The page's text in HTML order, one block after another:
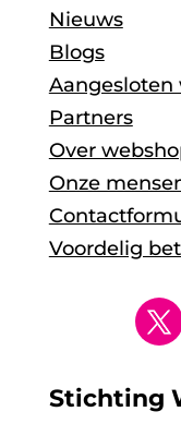
Nieuws
Blogs
Aangesloten
Partners
Over
Onze
Voordelig
Stichting